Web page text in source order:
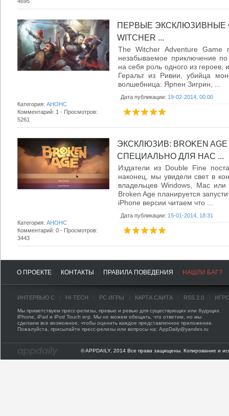
ПЕРВЫЕ ЭКСКЛЮЗИВНЫЕ
WITCHER ...
The Witcher Adventure Game
незабываемое приключение
на себя роль одного из героев,
Геральт из Ривии, убийца
волшебница: Ярпен Зигрин, ...
Дата публикации: 19-02-2014, 00:00
Категория: АНОНС
Комментарий: 1 - Просмотров:
5261
ЭКСКЛЮЗИВ: BROKEN AGE
СПЕЦИАЛЬНО ДЛЯ НАС ...
Издатели из Double Fine
наконец, мы увидели свет в
владельцев Windows, Mac
Broken Age планируется
iPhone версии читаем что ...
Дата публикации: 15-01-2014, 18:31
Категория: АНОНС
Комментарий: 0 - Просмотров:
3443
О ПРОЕКТЕ КОНТАКТЫ ПРАВИЛА ПОВЕДЕНИЯ НАШЛИ БАГ?
ИНТЕРВЬЮ С HI-TECH PC ИГРЫ КАРТА САЙТА RSS 2.0
Мы приветствуем пресс-релизы, превью и ревью для существующих или будущих
iPhone, iPad и iPod Touch игр. Мы не можем обещать, что ответим, но мы
сделаем все возможное, чтобы оценить каждое представленное приложение.
Пожалуйста, присылайте пресс-релизы или вопросы на: AppDaily@yandex.ru
© APPDAILY, 2014 Все права защищены. Копирование и